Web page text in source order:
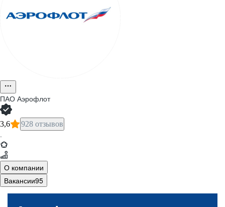
ПАО Аэрофлот
3,6 928 отзывов
·
О компании
Вакансии95